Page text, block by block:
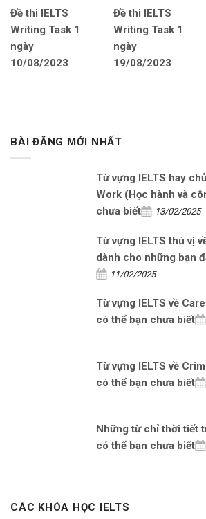
Đề thi IELTS
Writing Task 1
ngày
10/08/2023
Đề thi IELTS
Writing Task 1
ngày
19/08/2023
BÀI ĐĂNG MỚI NHẤT
Từ vựng IELTS hay
Work (Học hành và
chưa biết
13/02/2025
Từ vựng IELTS thú vị
dành cho những bạn
11/02/2025
Từ vựng IELTS về
có thể bạn chưa biết
Từ vựng IELTS về
có thể bạn chưa biết
Những từ chỉ thời tiết
có thể bạn chưa biết
CÁC KHÓA HỌC IELTS